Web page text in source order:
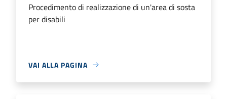
Procedimento di realizzazione di un'area di sosta
per disabili
VAI ALLA PAGINA